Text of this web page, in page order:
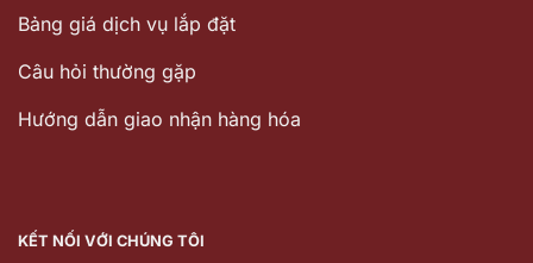
Bảng giá dịch vụ lắp đặt
Câu hỏi thường gặp
Hướng dẫn giao nhận hàng hóa
KẾT NỐI VỚI CHÚNG TÔI